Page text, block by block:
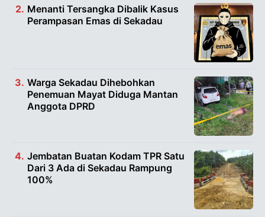
Menanti Tersangka Dibalik Kasus
Perampasan Emas di Sekadau
Warga Sekadau Dihebohkan
Penemuan Mayat Diduga Mantan
Anggota DPRD
Jembatan Buatan Kodam TPR Satu
Dari 3 Ada di Sekadau Rampung
100%